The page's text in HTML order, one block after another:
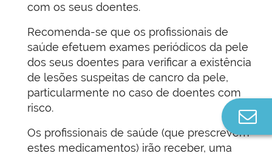
com os seus doentes.
Recomenda-se que os profissionais de
saúde efetuem exames periódicos da pele
dos seus doentes para verificar a existência
de lesões suspeitas de cancro da pele,
particularmente no caso de doentes com
risco.
Os profissionais de saúde (que prescrevem
estes medicamentos) irão receber, uma